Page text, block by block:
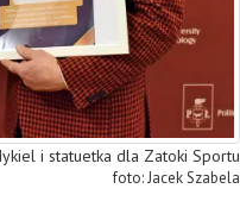
i statuetka dla Zatoki Sportu
Jacek Szabela